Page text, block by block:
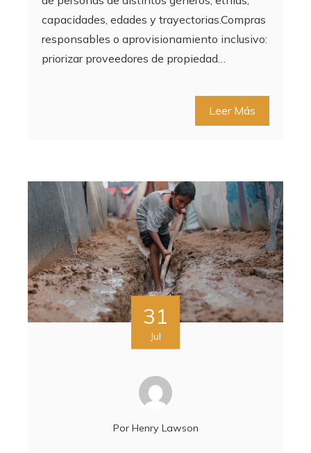
capacidades, edades y trayectorias.Compras
responsables o aprovisionamiento inclusivo:
priorizar proveedores de propiedad…
Leer Más
31
Jul
Por Henry Lawson